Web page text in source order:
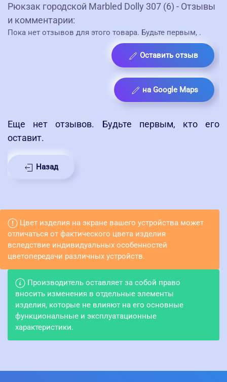
Рюкзак городской Marbled Dolly 307 (6) - Отзывы
и комментарии:
Пока нет отзывов для этого товара. Будьте первым, .
Оставить отзыв
на Google Maps
Еще нет отзывов. Будьте первым, кто его
оставит.
Назад
Цвет изделия на экране вашего устройства может
отличаться от фактического цвета изделия
вследствие индивидуальных особенностей
цветопередачи различных устройств.
Производитель оставляет за собой право
вносить изменения в отдельные элементы
изделия, которые не влияют на его основные
функциональные и эксплуатационные
характеристики.